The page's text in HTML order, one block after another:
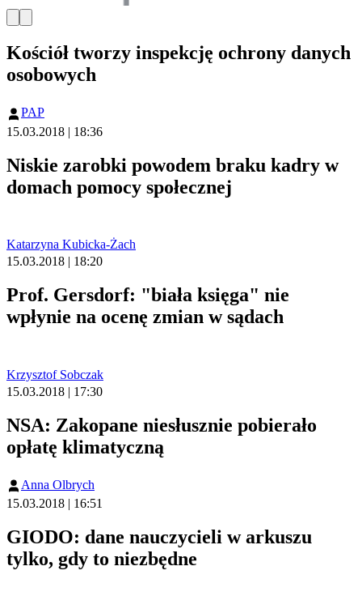
Kościół tworzy inspekcję ochrony danych
osobowych
PAP
15.03.2018 | 18:36
Niskie zarobki powodem braku kadry w
domach pomocy społecznej
Katarzyna Kubicka-Żach
15.03.2018 | 18:20
Prof. Gersdorf: "biała księga" nie
wpłynie na ocenę zmian w sądach
Krzysztof Sobczak
15.03.2018 | 17:30
NSA: Zakopane niesłusznie pobierało
opłatę klimatyczną
Anna Olbrych
15.03.2018 | 16:51
GIODO: dane nauczycieli w arkuszu
tylko, gdy to niezbędne